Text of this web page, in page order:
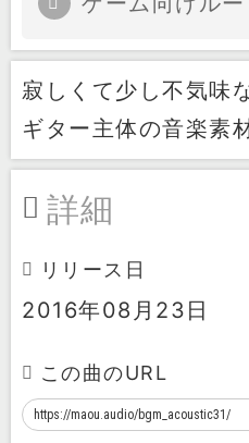
寂しくて少し不気味
ギター主体の音楽素
詳細
リリース日
2016年08月23日
この曲のURL